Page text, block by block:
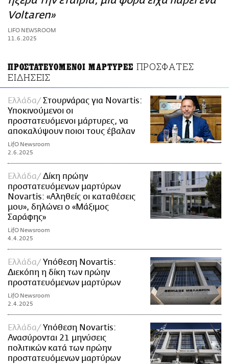
ΑΜΠΑ
PRINT
Voltaren»
LIFO NEWSROOM
11.6.2025
ΠΡΟΣΤΑΤΕΥΟΜΕΝΟΙ ΜΑΡΤΥΡΕΣ ΠΡΟΣΦΑΤΕΣ
ΕΙΔΗΣΕΙΣ
Ελλάδα
Στουρνάρας για Novartis:
Υποκινούμενοι οι
προστατευόμενοι μάρτυρες, να
αποκαλύψουν ποιοι τους έβαλαν
LifO Newsroom
2.6.2025
Ελλάδα
Δίκη πρώην
προστατευόμενων μαρτύρων
Novartis: «Αληθείς οι καταθέσεις
μου», δηλώνει ο «Μάξιμος
Σαράφης»
LifO Newsroom
4.4.2025
Ελλάδα
Υπόθεση Novartis:
Διεκόπη η δίκη των πρώην
προστατευόμενων μαρτύρων
LifO Newsroom
2.4.2025
Ελλάδα
Υπόθεση Novartis:
Ανασύρονται 21 μηνύσεις
πολιτικών κατά των πρώην
προστατευόμενων μαρτύρων